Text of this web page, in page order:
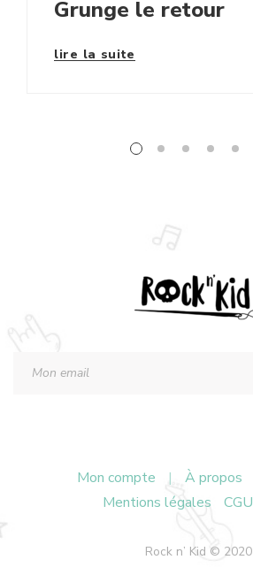
Grunge le retour
lire la suite
Mon compte | À propos
Mentions légales
CGU
Rock n’ Kid © 2020